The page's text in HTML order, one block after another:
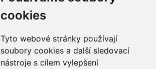
cookies
Tyto webové stránky používají
soubory cookies a další sledovací
nástroje s cílem vylepšení